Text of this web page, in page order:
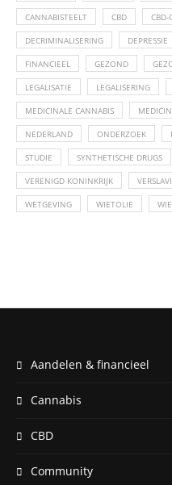
CANNABISTEELT CBD CBD-
DECRIMINALISERING DEPRESSIE
FINANCIEEL GEZOND
LEGALISATIE LEGALISERING
MEDICINALE CANNABIS
NEDERLAND ONDERZOEK
STUDIE SYNTHETISCHE DRUGS
VERENIGD KONINKRIJK
WETGEVING WIETOLIE
Aandelen & financieel
Cannabis
CBD
Community